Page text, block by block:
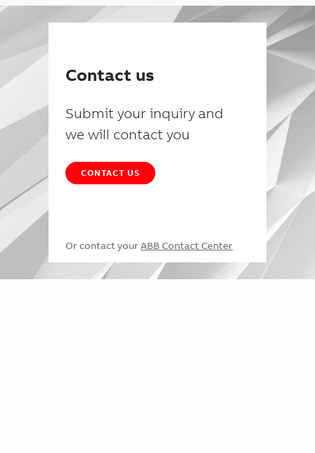
Contact us
Submit your inquiry and
we will contact you
CONTACT US
Or contact your ABB Contact Center